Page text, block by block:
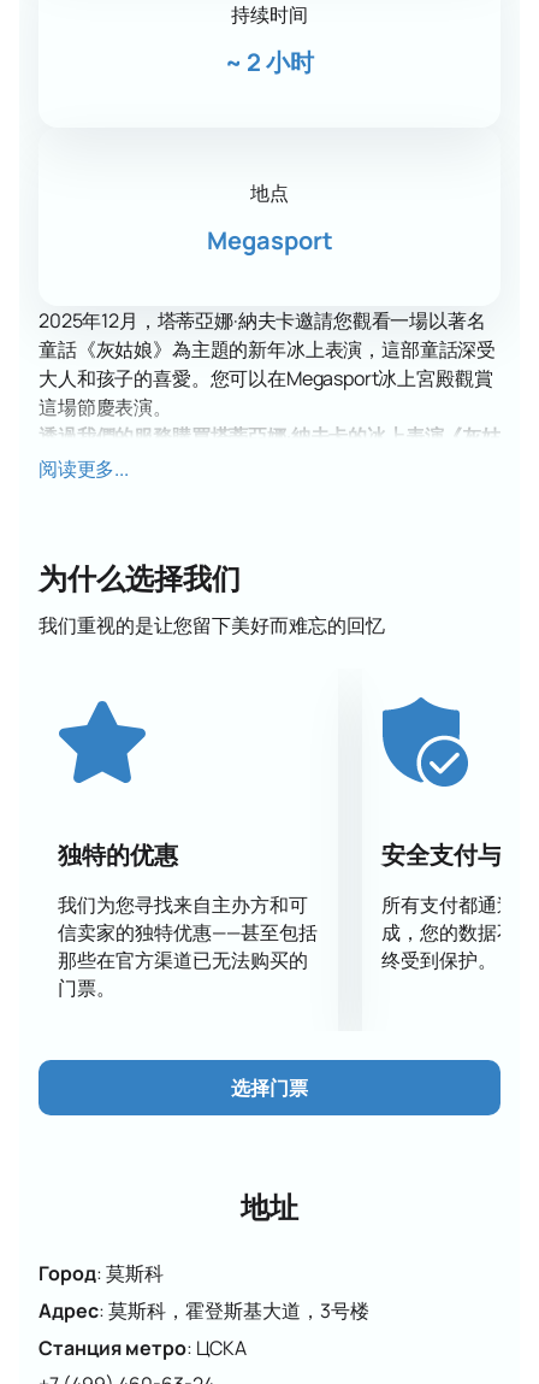
持续时间
~ 2 小时
地点
Megasport
2025年12月，塔蒂亞娜·納夫卡邀請您觀看一場以著名
童話《灰姑娘》為主題的新年冰上表演，這部童話深受
大人和孩子的喜愛。您可以在Megasport冰上宮殿觀賞
這場節慶表演。
透過我們的服務購買塔蒂亞娜·納夫卡的冰上表演《灰姑
娘》的門票
美的音樂。這一切營造出一種特殊的魔力，將童話故事
在運動場的冰上栩栩如生地呈現出來。
滑冰選手扮演童話故事中的人物，在冰上展現出同步動
裝專為這場演出而設計，配樂和舞蹈也經過精心挑選。
灰姑娘冰上表演是與家人和親密朋友共度美好時光的絕
佳機會，觀看這部從小就耳熟能詳的經典童話故事的全
新版本。
演出將在Megasport運動中心舉行。
票券類別及其價格
您可以在網站上查看場館看台的互動地圖，並查看當前
票價和預訂座位。
選擇並預訂塔蒂亞娜·納夫卡在Megasport
體育館的表演門票
票。選擇大廳裡方便的座位，填寫表格並提供您的聯絡
方式，然後付款。只需幾秒鐘，您就會收到電子郵件邀
請並儲存。門票的真實性有保證。
阅读更多...
为什么选择我们
我们重视的是让您留下美好而难忘的回忆
独特的优惠
我们为您寻找来自主办方和可
信卖家的独特优惠——甚至包括
那些在官方渠道已无法购买的
门票。
安全支付与数
所有支付都通过
成，您的数据不
终受到保护。
选择门票
地址
Город:莫斯科
Адрес:莫斯科，霍登斯基大道，3号楼
Станция метро: ЦСКА